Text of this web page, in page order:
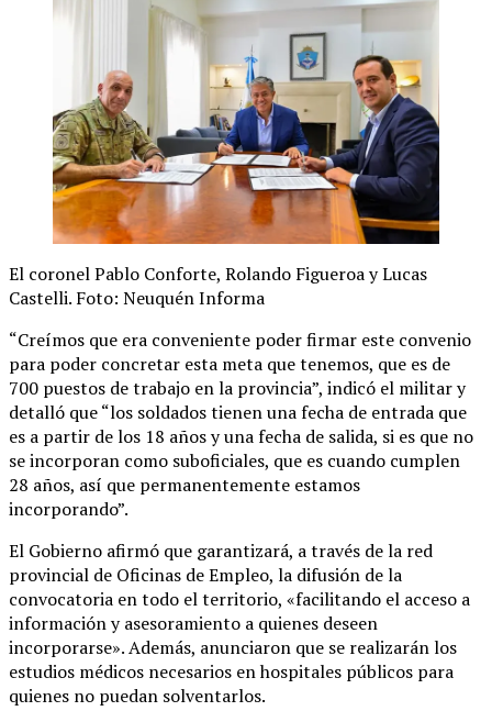
El coronel Pablo Conforte, Rolando Figueroa y Lucas
Castelli. Foto: Neuquén Informa
“Creímos que era conveniente poder firmar este convenio
para poder concretar esta meta que tenemos, que es de
700 puestos de trabajo en la provincia”, indicó el militar y
detalló que “los soldados tienen una fecha de entrada que
es a partir de los 18 años y una fecha de salida, si es que no
se incorporan como suboficiales, que es cuando cumplen
28 años, así que permanentemente estamos
incorporando”.
El Gobierno afirmó que garantizará, a través de la red
provincial de Oficinas de Empleo, la difusión de la
convocatoria en todo el territorio, «facilitando el acceso a
información y asesoramiento a quienes deseen
incorporarse». Además, anunciaron que se realizarán los
estudios médicos necesarios en hospitales públicos para
quienes no puedan solventarlos.